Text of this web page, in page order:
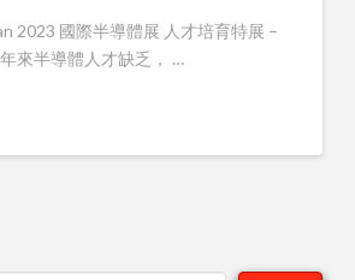
2023 國際半導體展 人才培育特展 –
來半導體人才缺乏， …